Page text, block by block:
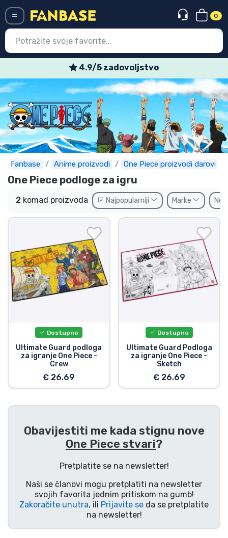
0
4.9/5 zadovoljstvo
Fanbase Anime proizvodi One Piece proizvodi darovi
One Piece podloge za igru
2 komad proizvoda Najpopularniji Marke Ne
Dostupno
Ultimate Guard podloga
za igranje One Piece -
Crew
€ 26.69
Dostupno
Ultimate Guard Podloga
za igranje One Piece -
Sketch
€ 26.69
Obavijestiti me kada stignu nove
One Piece stvari?
Pretplatite se na newsletter!
Naši se članovi mogu pretplatiti na newsletter
svojih favorita jednim pritiskom na gumb!
Zakoračite unutra, ili Prijavite se da se pretplatite
na newsletter!
Ulazak Registracija
Najnovije proizvodi
Akcija
Ekspresna dostava
Prednarudžbe
Outlet proizvodi
Dostava i plaćanje
TV serija proizvodi
Film proizvodi
Anime proizvodi
Gamer proizvodi
Sportski proizvodi
Glazbeni proizvodi
Vrste proizvoda
Marke